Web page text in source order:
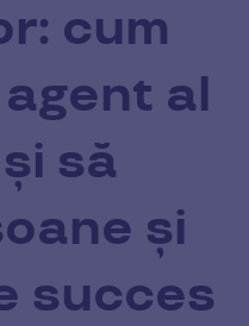
cum
al
să
și
succes